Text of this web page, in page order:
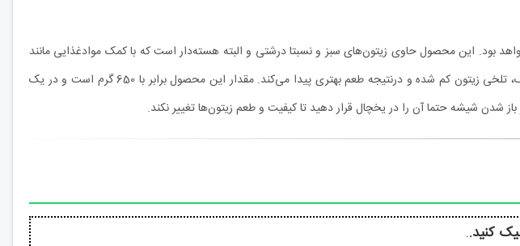
بود. این محصول حاوی زیتون‌های سبز و نسبتا درشتی و البته هسته‌دار است که با کمک موادغذایی مانند
نمک و سرکه طعم‌دار شده‌اند. بعد از چیدن زیتون از درخت، این میوه طعمی تلخ و گَس دارد؛ بنابراین با کمک سرکه و نمک، تلخی زیتون کم شده و درنتیجه طعم بهتری پیدا می‌کند. مقدار این محصول برابر با 650 گرم است و در یک
شدن شیشه حتما آن را در یخچال قرار دهید تا کیفیت و طعم زیتون‌ها تغییر نکند.
کنید..